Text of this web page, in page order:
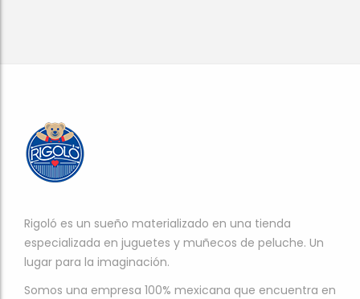
Rigoló es un sueño materializado en una tienda
especializada en juguetes y muñecos de peluche. Un
lugar para la imaginación.
Somos una empresa 100% mexicana que encuentra en